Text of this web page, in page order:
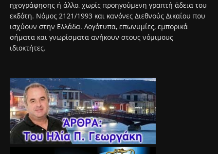
ηχογράφησης ή άλλο, χωρίς προηγούμενη γραπτή άδεια του
εκδότη. Νόμος 2121/1993 και κανόνες Διεθνούς Δικαίου που
ισχύουν στην Ελλάδα. Λογότυπα, επωνυμίες, εμπορικά
σήματα και γνωρίσματα ανήκουν στους νόμιμους
ιδιοκτήτες.